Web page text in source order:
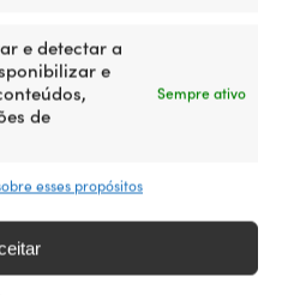
e detectar a
e
de
Sempre ativo
esses propósitos